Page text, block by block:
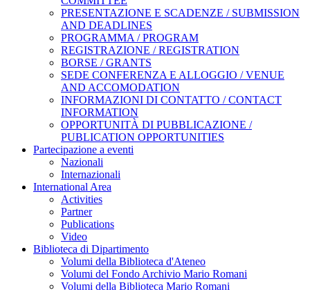
PRESENTAZIONE E SCADENZE / SUBMISSION
AND DEADLINES
PROGRAMMA / PROGRAM
REGISTRAZIONE / REGISTRATION
BORSE / GRANTS
SEDE CONFERENZA E ALLOGGIO / VENUE
AND ACCOMODATION
INFORMAZIONI DI CONTATTO / CONTACT
INFORMATION
OPPORTUNITÀ DI PUBBLICAZIONE /
PUBLICATION OPPORTUNITIES
Partecipazione a eventi
Nazionali
Internazionali
International Area
Activities
Partner
Publications
Video
Biblioteca di Dipartimento
Volumi della Biblioteca d'Ateneo
Volumi del Fondo Archivio Mario Romani
Volumi della Biblioteca Mario Romani